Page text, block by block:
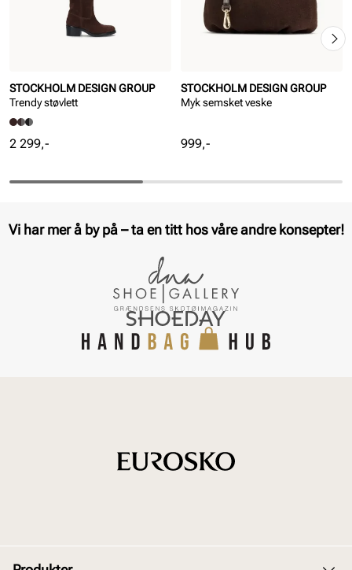
STOCKHOLM DESIGN GROUP
Trendy støvlett
Pris
2 299,-
STOCKHOLM DESIGN GROUP
Myk semsket veske
Pris
999,-
Vi har mer å by på – ta en titt hos våre andre konsepter!